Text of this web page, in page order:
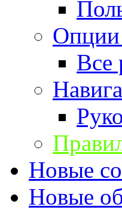
Все
Новые
Новые